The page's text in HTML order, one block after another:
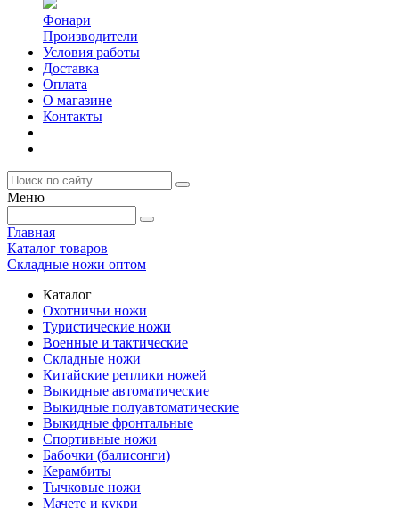
Фонари
Производители
Условия работы
Доставка
Оплата
О магазине
Контакты
Меню
Главная
Каталог товаров
Складные ножи оптом
Каталог
Охотничьи ножи
Туристические ножи
Военные и тактические
Складные ножи
Китайские реплики ножей
Выкидные автоматические
Выкидные полуавтоматические
Выкидные фронтальные
Спортивные ножи
Бабочки (балисонги)
Керамбиты
Тычковые ножи
Мачете и кукри